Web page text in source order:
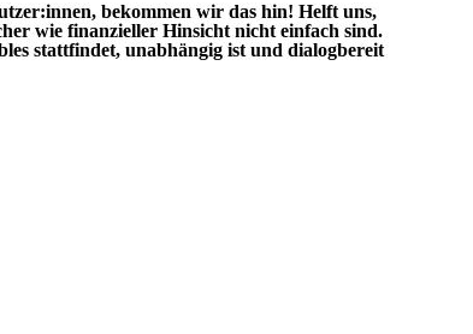
bekommen wir das hin! Helft uns,
wie finanzieller Hinsicht nicht einfach sind.
stattfindet, unabhängig ist und dialogbereit